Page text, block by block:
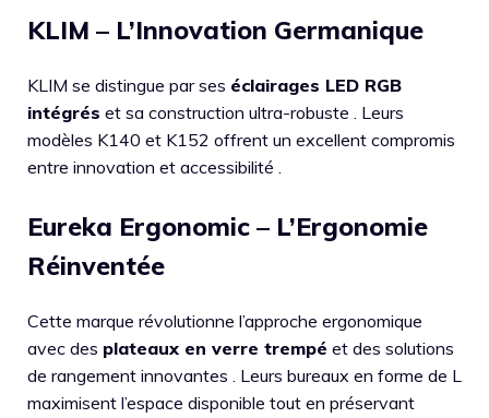
KLIM – L’Innovation Germanique
KLIM se distingue par ses éclairages LED RGB
intégrés et sa construction ultra-robuste . Leurs
modèles K140 et K152 offrent un excellent compromis
entre innovation et accessibilité .
Eureka Ergonomic – L’Ergonomie
Réinventée
Cette marque révolutionne l’approche ergonomique
avec des plateaux en verre trempé et des solutions
de rangement innovantes . Leurs bureaux en forme de L
maximisent l’espace disponible tout en préservant